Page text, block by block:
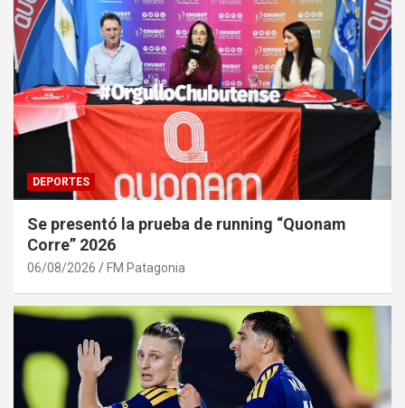
DEPORTES
Se presentó la prueba de running “Quonam
Corre” 2026
06/08/2026 FM Patagonia